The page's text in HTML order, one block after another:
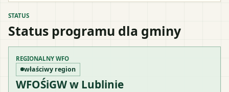
STATUS
Status programu dla gminy
REGIONALNY WFO
właściwy region
WFOŚiGW w Lublinie